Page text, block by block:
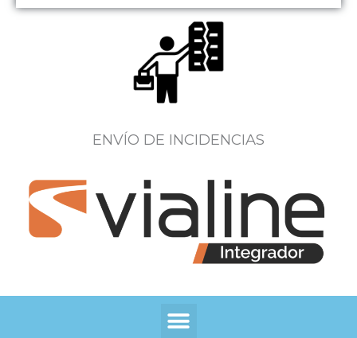
ENVÍO DE INCIDENCIAS
Menú